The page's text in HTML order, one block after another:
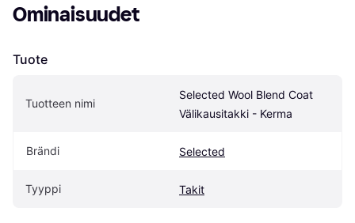
Ominaisuudet
Tuote
Tuotteen nimi
Selected Wool Blend Coat
Välikausitakki - Kerma
Brändi Selected
Tyyppi Takit